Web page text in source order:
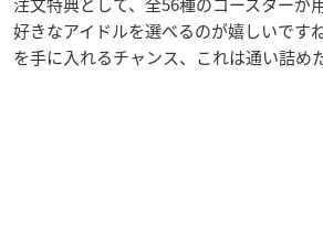
好きなアイドルを選べるのが嬉しいです
を手に入れるチャンス、これは通い詰め